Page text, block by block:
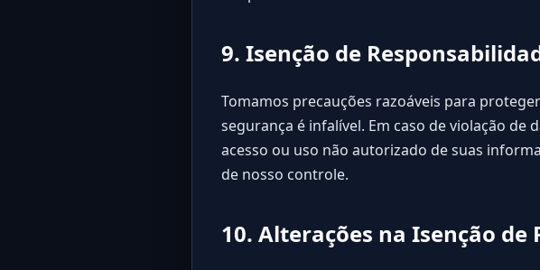
9. Isenção de
Tomamos precauções razoáveis para
segurança é infalível. Em caso de violação de
acesso ou uso não autorizado de suas
de nosso controle.
10. Alterações na Isenção de